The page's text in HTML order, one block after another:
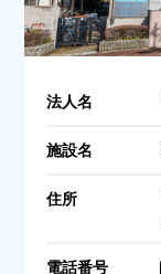
法人名
施設名
住所
電話番号